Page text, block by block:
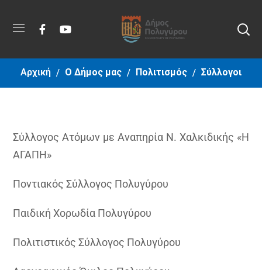
Αρχική Ο Δήμος μας Πολιτισμός Σύλλογοι
Σύλλογος Ατόμων με Αναπηρία Ν. Χαλκιδικής «Η
ΑΓΑΠΗ»
Ποντιακός Σύλλογος Πολυγύρου
Παιδική Χορωδία Πολυγύρου
Πολιτιστικός Σύλλογος Πολυγύρου